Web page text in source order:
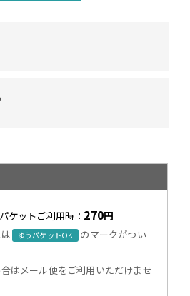
ケットご利用時： 270円
ゆうパケットOK
のマークがつい
はメール便をご利用いただけませ